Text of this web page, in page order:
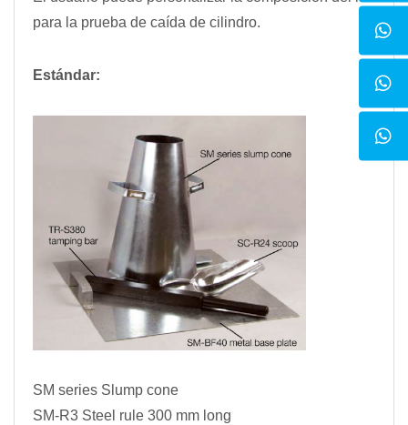
para la prueba de caída de cilindro.
Estándar:
SM series Slump cone
SM-R3 Steel rule 300 mm long